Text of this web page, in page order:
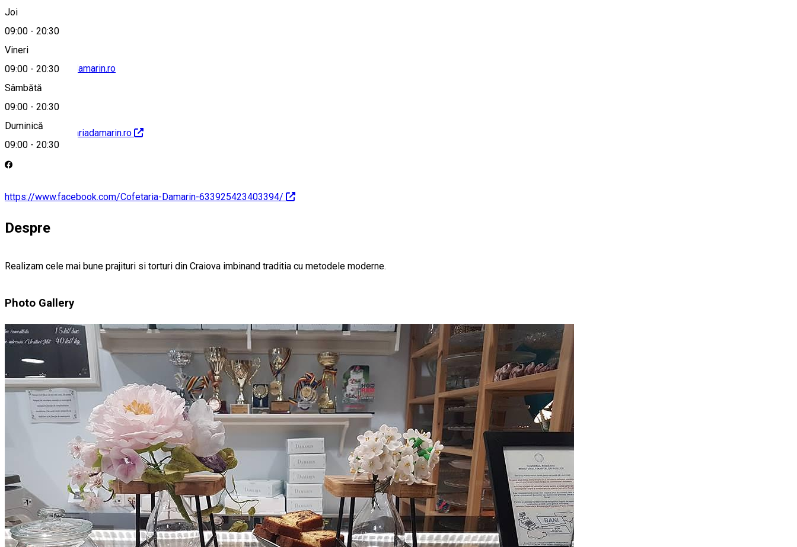
Joi
09:00 - 20:30
Vineri
09:00 - 20:30
Sâmbătă
09:00 - 20:30
Duminică
09:00 - 20:30
office@cofetariadamarin.ro
http://www.cofetariadamarin.ro
https://www.facebook.com/Cofetaria-Damarin-633925423403394/
Despre
Realizam cele mai bune prajituri si torturi din Craiova imbinand traditia cu metodele moderne.
Photo Gallery